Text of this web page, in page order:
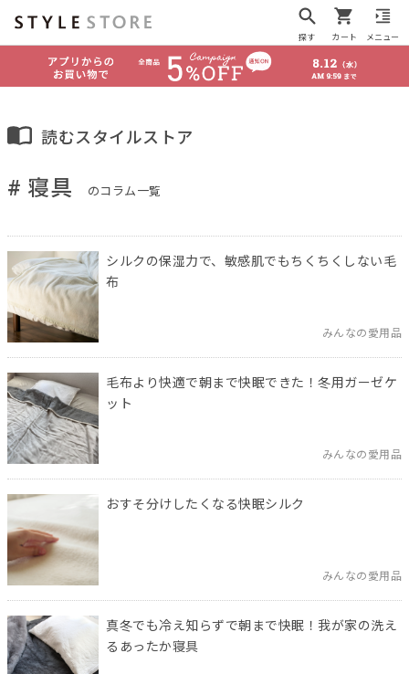
探す カート メニュー
読むスタイルストア
# 寝具 のコラム一覧
みんなの愛用品
シルクの保湿力で、敏感肌でもちくちくしない毛
布
みんなの愛用品
毛布より快適で朝まで快眠できた！冬用ガーゼケ
ット
みんなの愛用品
おすそ分けしたくなる快眠シルク
真冬でも冷え知らずで朝まで快眠！我が家の洗え
るあったか寝具